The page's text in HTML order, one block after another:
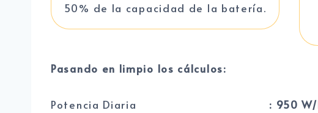
50% de la capacidad de la batería.
Pasando en limpio los cálculos:
Potencia Diaria : 950